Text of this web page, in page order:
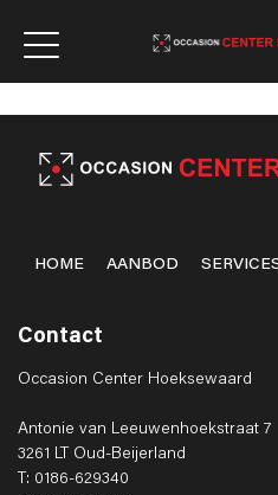
HOME AANBOD
Contact
Occasion Center Hoeksewaard
Antonie van Leeuwenhoekstraat 7
3261 LT Oud-Beijerland
T: 0186-629340